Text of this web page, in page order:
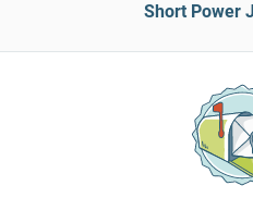
Short Power